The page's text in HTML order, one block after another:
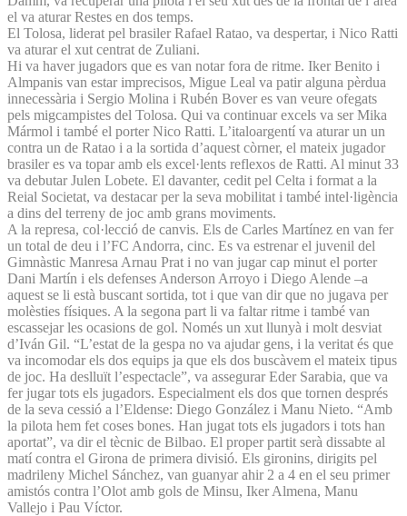
el va aturar Restes en dos temps.
El Tolosa, liderat pel brasiler Rafael Ratao, va despertar, i Nico Ratti
va aturar el xut centrat de Zuliani.
Hi va haver jugadors que es van notar fora de ritme. Iker Benito i
Almpanis van estar imprecisos, Migue Leal va patir alguna pèrdua
innecessària i Sergio Molina i Rubén Bover es van veure ofegats
pels migcampistes del Tolosa. Qui va continuar excels va ser Mika
Mármol i també el porter Nico Ratti. L’italoargentí va aturar un un
contra un de Ratao i a la sortida d’aquest còrner, el mateix jugador
brasiler es va topar amb els excel·lents reflexos de Ratti. Al minut 33
va debutar Julen Lobete. El davanter, cedit pel Celta i format a la
Reial Societat, va destacar per la seva mobilitat i també intel·ligència
a dins del terreny de joc amb grans moviments.
A la represa, col·lecció de canvis. Els de Carles Martínez en van fer
un total de deu i l’FC Andorra, cinc. Es va estrenar el juvenil del
Gimnàstic Manresa Arnau Prat i no van jugar cap minut el porter
Dani Martín i els defenses Anderson Arroyo i Diego Alende –a
aquest se li està buscant sortida, tot i que van dir que no jugava per
molèsties físiques. A la segona part li va faltar ritme i també van
escassejar les ocasions de gol. Només un xut llunyà i molt desviat
d’Iván Gil. “L’estat de la gespa no va ajudar gens, i la veritat és que
va incomodar els dos equips ja que els dos buscàvem el mateix tipus
de joc. Ha deslluït l’espectacle”, va assegurar Eder Sarabia, que va
fer jugar tots els jugadors. Especialment els dos que tornen després
de la seva cessió a l’Eldense: Diego González i Manu Nieto. “Amb
la pilota hem fet coses bones. Han jugat tots els jugadors i tots han
aportat”, va dir el tècnic de Bilbao. El proper partit serà dissabte al
matí contra el Girona de primera divisió. Els gironins, dirigits pel
madrileny Michel Sánchez, van guanyar ahir 2 a 4 en el seu primer
amistós contra l’Olot amb gols de Minsu, Iker Almena, Manu
Vallejo i Pau Víctor.